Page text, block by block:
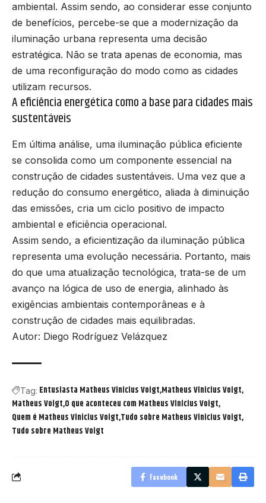
ambiental. Assim sendo, ao considerar esse conjunto
de benefícios, percebe-se que a modernização da
iluminação urbana representa uma decisão
estratégica. Não se trata apenas de economia, mas
de uma reconfiguração do modo como as cidades
utilizam recursos.
A eficiência energética como a base para cidades mais
sustentáveis
Em última análise, uma iluminação pública eficiente
se consolida como um componente essencial na
construção de cidades sustentáveis. Uma vez que a
redução do consumo energético, aliada à diminuição
das emissões, cria um ciclo positivo de impacto
ambiental e eficiência operacional.
Assim sendo, a eficientização da iluminação pública
representa uma evolução necessária. Portanto, mais
do que uma atualização tecnológica, trata-se de um
avanço na lógica de uso de energia, alinhado às
exigências ambientais contemporâneas e à
construção de cidades mais equilibradas.
Autor: Diego Rodríguez Velázquez
Tag: Entusiasta Matheus Vinicius Voigt Matheus Vinicius Voigt
Matheus Voigt O que aconteceu com Matheus Vinicius Voigt
Quem é Matheus Vinicius Voigt Tudo sobre Matheus Vinicius Voigt
Tudo sobre Matheus Voigt
Facebook